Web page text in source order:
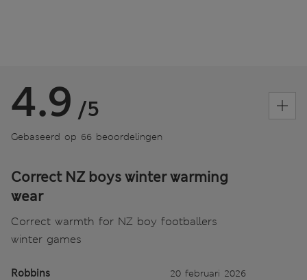
4.9 /5
Gebaseerd op 66 beoordelingen
Correct NZ boys winter warming
wear
Correct warmth for NZ boy footballers
winter games
Robbins 20 februari 2026